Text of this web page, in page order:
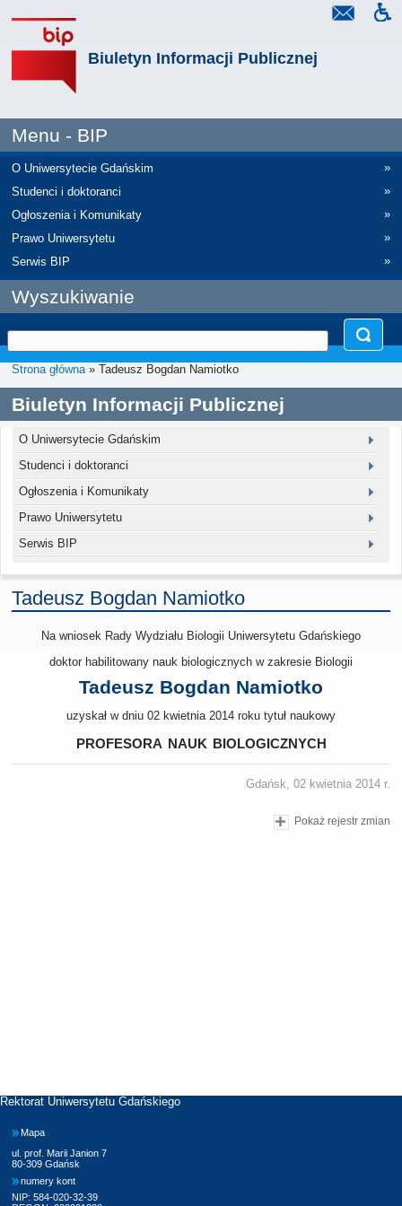
Biuletyn Informacji Publicznej
Menu - BIP
O Uniwersytecie Gdańskim
»
Studenci i doktoranci
»
Ogłoszenia i Komunikaty
»
Prawo Uniwersytetu
»
Serwis BIP
»
Wyszukiwanie
Strona główna» Tadeusz Bogdan Namiotko
Biuletyn Informacji Publicznej
O Uniwersytecie Gdańskim
Studenci i doktoranci
Ogłoszenia i Komunikaty
Prawo Uniwersytetu
Serwis BIP
Tadeusz Bogdan Namiotko
Na wniosek Rady Wydziału Biologii Uniwersytetu Gdańskiego
doktor habilitowany nauk biologicznych w zakresie Biologii
Tadeusz Bogdan Namiotko
uzyskał w dniu 02 kwietnia 2014 roku tytuł naukowy
profesora nauk biologicznych
Gdańsk, 02 kwietnia 2014 r.
Pokaż rejestr zmian
Rektorat Uniwersytetu Gdańskiego
Mapa
ul. prof. Marii Janion 7
80-309 Gdańsk
numery kont
NIP: 584-020-32-39